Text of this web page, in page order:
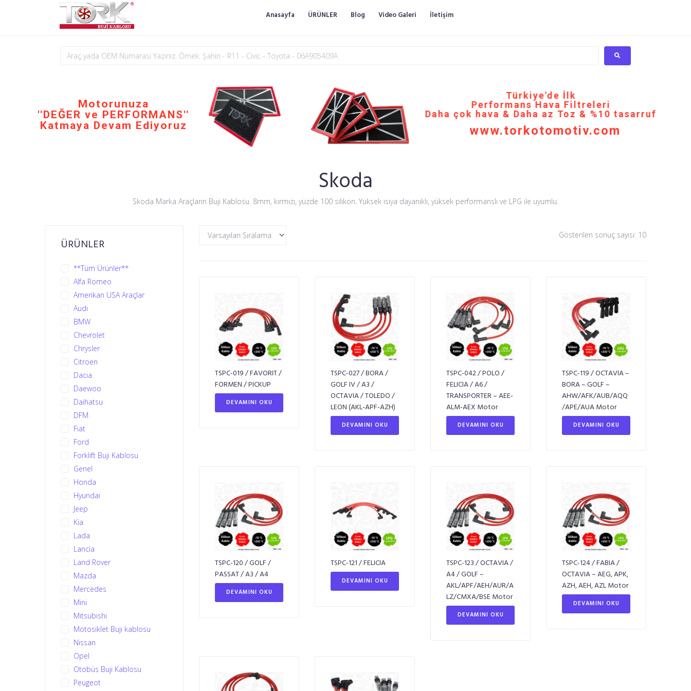
Anasayfa ÜRÜNLER Blog Video Galeri İletişim
Motorunuza
''DEĞER ve PERFORMANS''
Katmaya Devam Ediyoruz
Türkiye'de İlk
Performans Hava Filtreleri
Daha çok hava & Daha az Toz & %10 tasarruf
www.torkotomotiv.com
Skoda
Skoda Marka Araçların Buji Kablosu. 8mm, kırmızı, yüzde 100 silikon. Yüksek ısıya dayanıklı, yüksek performanslı ve LPG ile uyumlu.
Gösterilen sonuç sayısı: 10
TSPC-019 / FAVORIT /
FORMEN / PICKUP
DEVAMINI OKU
TSPC-027 / BORA /
GOLF IV / A3 /
OCTAVIA / TOLEDO /
LEON (AKL-APF-AZH)
DEVAMINI OKU
TSPC-042 / POLO /
FELICIA / A6 /
TRANSPORTER – AEE-
ALM-AEX Motor
DEVAMINI OKU
TSPC-119 / OCTAVIA –
BORA – GOLF –
AHW/AFK/AUB/AQQ
/APE/AUA Motor
DEVAMINI OKU
TSPC-120 / GOLF /
PASSAT / A3 / A4
DEVAMINI OKU
TSPC-121 / FELICIA
DEVAMINI OKU
TSPC-123 / OCTAVIA /
A4 / GOLF –
AKL/APF/AEH/AUR/A
LZ/CMXA/BSE Motor
DEVAMINI OKU
TSPC-124 / FABIA /
OCTAVIA – AEG, APK,
AZH, AEH, AZL Motor
DEVAMINI OKU
ÜRÜNLER
**Tüm Ürünler**
Alfa Romeo
Amerikan USA Araçlar
Audi
BMW
Chevrolet
Chrysler
Citroen
Dacia
Daewoo
Daihatsu
DFM
Fiat
Ford
Forklift Buji Kablosu
Genel
Honda
Hyundai
Jeep
Kia
Lada
Lancia
Land Rover
Mazda
Mercedes
Mini
Mitsubishi
Motosiklet Buji kablosu
Nissan
Opel
Otobüs Buji Kablosu
Peugeot